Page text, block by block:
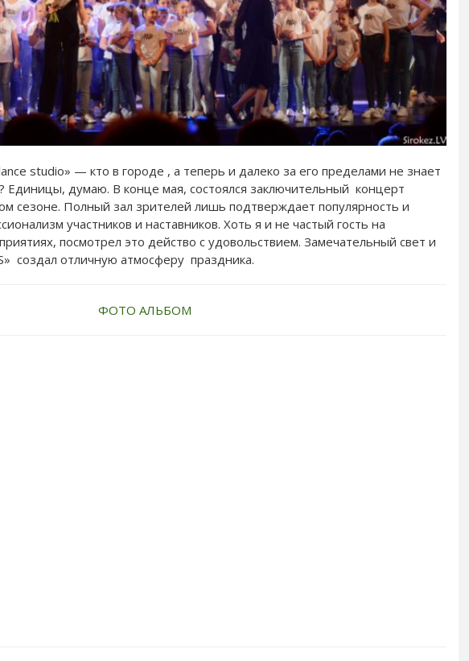
studio» — кто в городе , а теперь и далеко за его пределами не знает
Единицы, думаю. В конце мая, состоялся заключительный концерт
сезоне. Полный зал зрителей лишь подтверждает популярность и
участников и наставников. Хоть я и не частый гость на
посмотрел это действо с удовольствием. Замечательный свет и
создал отличную атмосферу праздника.
ФОТО АЛЬБОМ